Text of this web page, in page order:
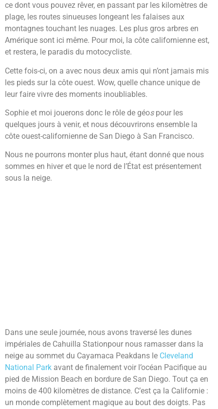
ce dont vous pouvez rêver, en passant par les kilomètres de
plage, les routes sinueuses longeant les falaises aux
montagnes touchant les nuages. Les plus gros arbres en
Amérique sont ici même. Pour moi, la côte californienne est,
et restera, le paradis du motocycliste.
Cette fois-ci, on a avec nous deux amis qui n’ont jamais mis
les pieds sur la côte ouest. Wow, quelle chance unique de
leur faire vivre des moments inoubliables.
Sophie et moi jouerons donc le rôle de géospour les
quelques jours à venir, et nous découvrirons ensemble la
côte ouest-californienne de San Diego à San Francisco.
Nous ne pourrons monter plus haut, étant donné que nous
sommes en hiver et que le nord de l’État est présentement
sous la neige.
Dans une seule journée, nous avons traversé les dunes
impériales de Cahuilla Stationpour nous ramasser dans la
neige au sommet du Cayamaca Peakdans le Cleveland
National Park avant de finalement voir l’océan Pacifique au
pied de Mission Beach en bordure de San Diego. Tout ça en
moins de 400 kilomètres de distance. C’est ça la Californie :
un monde complètement magique au bout des doigts. Pas